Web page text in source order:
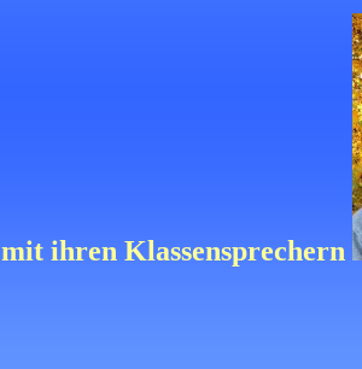
mit ihren Klassensprechern